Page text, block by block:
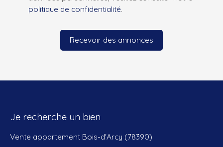
politique de confidentialité.
Recevoir des annonces
Je recherche un bien
Vente appartement Bois-d'Arcy (78390)